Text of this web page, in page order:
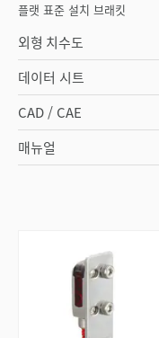
플랫 표준 설치 브래킷
외형 치수도
데이터 시트
CAD / CAE
매뉴얼